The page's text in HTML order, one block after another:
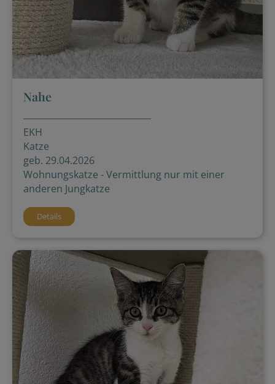
Nahe
EKH
Katze
geb. 29.04.2026
Wohnungskatze - Vermittlung nur mit einer
anderen Jungkatze
Details